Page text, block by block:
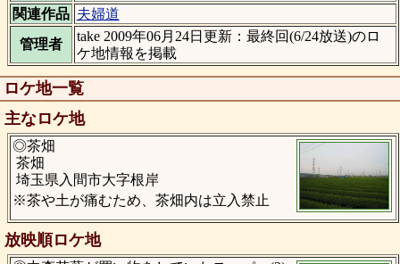
関連作品 夫婦道
管理者
take 2009年06月24日更新：最終回(6/24放送)のロ
ケ地情報を掲載
ロケ地一覧
主なロケ地
◎茶畑
茶畑
埼玉県入間市大字根岸
※茶や土が痛むため、茶畑内は立入禁止
放映順ロケ地